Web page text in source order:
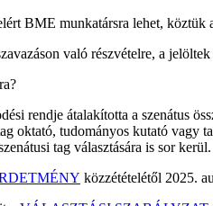
BME munkatársra lehet,
való részvételre, a
rendje átalakította a szenátus
oktató, tudományos kutató vagy
tag választására is sor
közzétételétől 2025.